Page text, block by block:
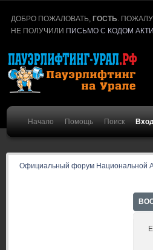
ДОБРО ПОЖАЛОВАТЬ,ГОСТЬ .
НЕ ПОЛУЧИЛИ ПИСЬМО С КОДОМ
Начало Помощь Поиск Вход
Официальный форум Национальной